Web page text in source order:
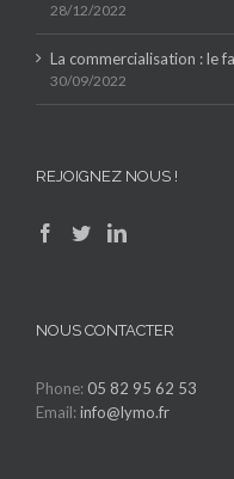
28/12/2022
La commercialisation : le
30/09/2022
REJOIGNEZ NOUS !
NOUS CONTACTER
Phone: 05 82 95 62 53
Email:info@lymo.fr